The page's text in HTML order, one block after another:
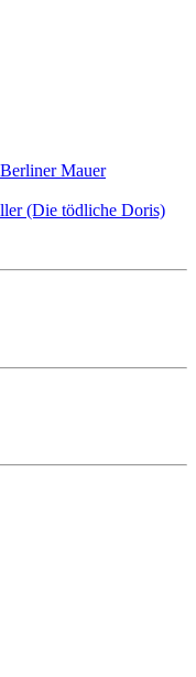
Mauer
(Die tödliche Doris)